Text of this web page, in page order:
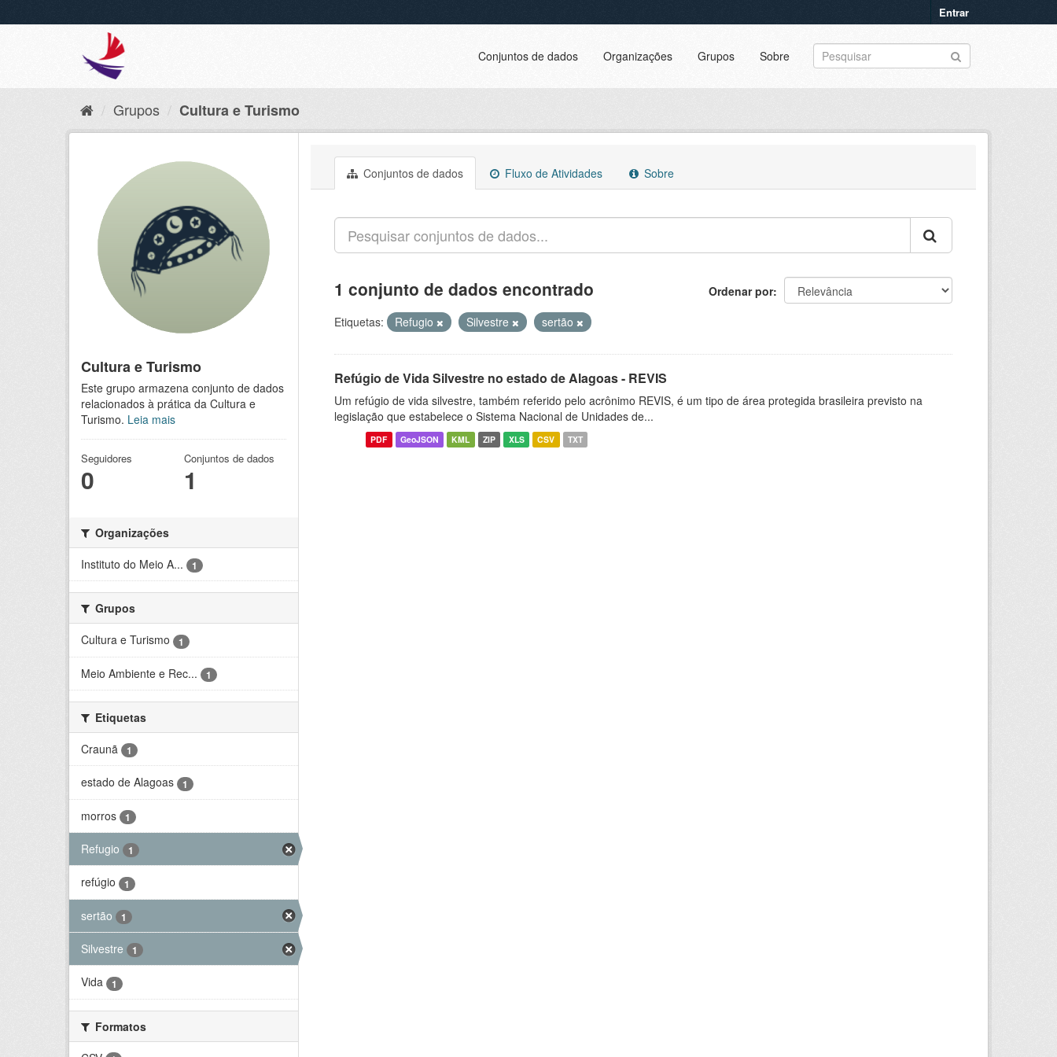
Entrar
Conjuntos de dados Organizações Grupos Sobre
Grupos Cultura e Turismo
Cultura e Turismo
Este grupo armazena conjunto de dados
relacionados à prática da Cultura e
Turismo. Leia mais
Seguidores
0
Conjuntos de dados
1
Organizações
Instituto do Meio A...
1
Grupos
Cultura e Turismo
1
Meio Ambiente e Rec... 1
Etiquetas
Craunã
1
estado de Alagoas 1
morros 1
Refugio 1
refúgio 1
sertão 1
Silvestre 1
Vida 1
Formatos
Conjuntos de dados Fluxo de Atividades Sobre
Ordenar por
1 conjunto de dados encontrado
Etiquetas: Refugio Silvestre sertão
Refúgio de Vida Silvestre no estado de Alagoas - REVIS
Um refúgio de vida silvestre, também referido pelo acrônimo REVIS, é um tipo de área protegida brasileira previsto na
legislação que estabelece o Sistema Nacional de Unidades de...
PDF GeoJSON KML ZIP XLS CSV TXT